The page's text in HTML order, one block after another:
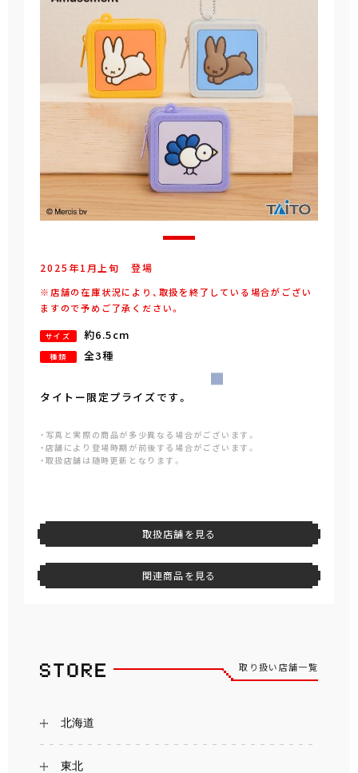
2025年1 月 上旬 登場
※店舗の在庫状況により、取扱を終了している場合がござい
ますので予めご了承ください。
サイズ 約6.5cm
種類 全3種
タイトー限定プライズです。
・写真と実際の商品が多少異なる場合がございます。
・店舗により登場時期が前後する場合がございます。
・取扱店舗は随時更新となります。
取扱店舗を見る
関連商品を見る
取り扱い店舗一覧
北海道
東北